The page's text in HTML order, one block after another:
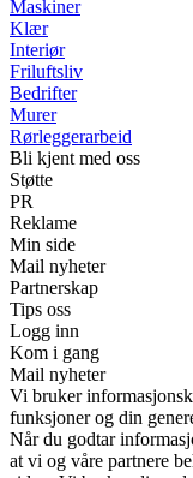
Maskiner
Klær
Interiør
Friluftsliv
Bedrifter
Murer
Rørleggerarbeid
Bli kjent med oss
Støtte
PR
Reklame
Min side
Mail nyheter
Partnerskap
Tips oss
Logg inn
Kom i gang
Mail nyheter
Vi bruker
funksjoner og din
Når du godtar
at vi og våre partnere